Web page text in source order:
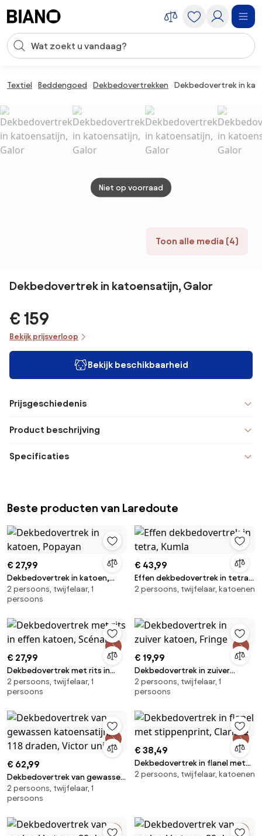
Zoekopdracht invoeren
Textiel Beddengoed Dekbedovertrekken Dekbedovertrek in
Toon alle media (4)
Niet op voorraad
Dekbedovertrek in katoensatijn, Galor
€ 159
Bekijk prijsverloop
Bekijk beschikbaarheid
Prijsgeschiedenis
Product beschrijving
Specificaties
Beste producten van Laredoute
€ 27,99
Dekbedovertrek in katoen,
Popayan
2 persoons, twijfelaar, 1
persoons
€ 43,99
Effen dekbedovertrek in tetra,
Kumla
2 persoons, twijfelaar, katoenen
€ 27,99
Dekbedovertrek met rits in
effen katoen, Scénario
2 persoons, twijfelaar, 1
persoons
€ 19,99
Dekbedovertrek in zuiver
katoen, Fringe
2 persoons, twijfelaar, 1
persoons
€ 62,99
Dekbedovertrek van gewassen
katoensatijn, 118 draden, Victor
uni
2 persoons, twijfelaar, 1
persoons
€ 38,49
Dekbedovertrek in flanel met
stippenprint, Clarisse
2 persoons, twijfelaar, katoenen